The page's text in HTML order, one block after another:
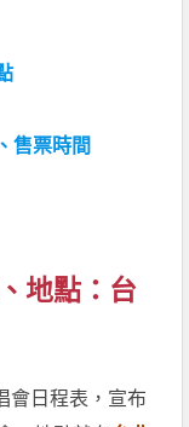
售票時間
地點：台
會日程表，宣布